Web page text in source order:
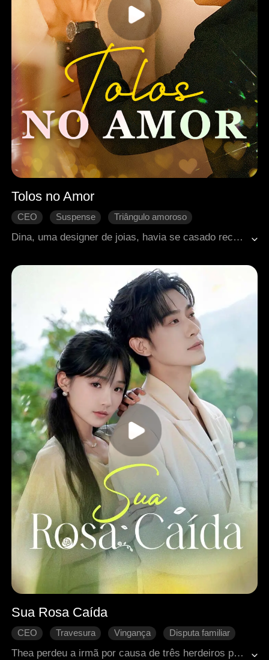
Tolos no Amor
CEO Suspense Triângulo amoroso
Dina, uma designer de joias, havia se casado recentemente, antes que seu marido e o irmão dele, Theo e Rory, entrassem em coma. Quando Rory acordou, começou a agir exatamente como Theo, até nos detalhes íntimos do casamento. No início resistente, Dina acabou se iludindo com uma "ligação espiritual". Após a morte de Theo, ela se apegou a Rory, acreditando que ele era seu retorno. Mas a verdade veio à tona: Rory sempre a amou e se fez passar por Theo para deixá-la feliz. Agora, Dina descobre que está grávida dele, e o escândalo explode, enquanto Rory se contenta em permanecer à sombra, mesmo que Dina só ame Theo.
Sua Rosa Caída
CEO Travesura Vingança
Disputa familiar
Romance moderno
Thea perdeu a irmã por causa de três herdeiros poderosos, e sua mãe ficou em estado crítico após uma surra. Ela largou a faculdade e começou a trabalhar em um clube noturno, determinada a se aproximar de Rory, o poderoso líder de Osasa, para se vingar. Planejou tudo com cuidado, se fazendo de frágil, mas nunca esperava se apaixonar de verdade por ele.